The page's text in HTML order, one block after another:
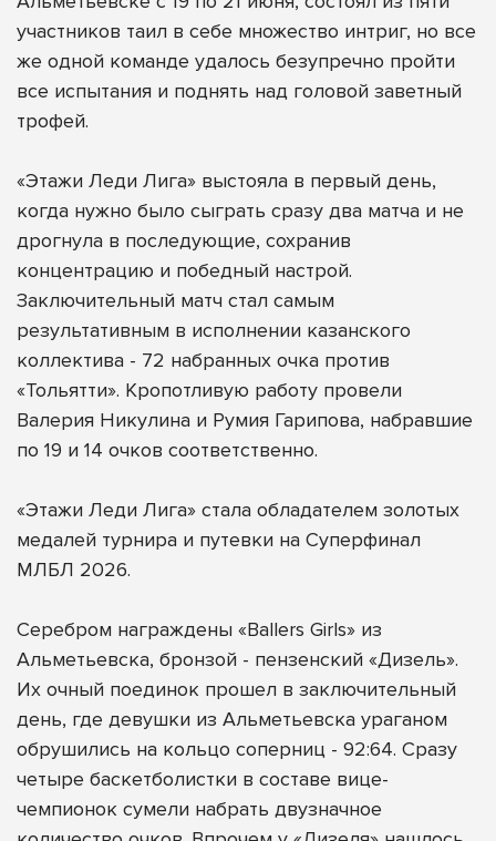
участников таил в себе множество интриг, но все
же одной команде удалось безупречно пройти
все испытания и поднять над головой заветный
трофей.
«Этажи Леди Лига» выстояла в первый день,
когда нужно было сыграть сразу два матча и не
дрогнула в последующие, сохранив
концентрацию и победный настрой.
Заключительный матч стал самым
результативным в исполнении казанского
коллектива - 72 набранных очка против
«Тольятти». Кропотливую работу провели
Валерия Никулина и Румия Гарипова, набравшие
по 19 и 14 очков соответственно.
«Этажи Леди Лига» стала обладателем золотых
медалей турнира и путевки на Суперфинал
МЛБЛ 2026.
Серебром награждены «Ballers Girls» из
Альметьевска, бронзой - пензенский «Дизель».
Их очный поединок прошел в заключительный
день, где девушки из Альметьевска ураганом
обрушились на кольцо соперниц - 92:64. Сразу
четыре баскетболистки в составе вице-
чемпионок сумели набрать двузначное